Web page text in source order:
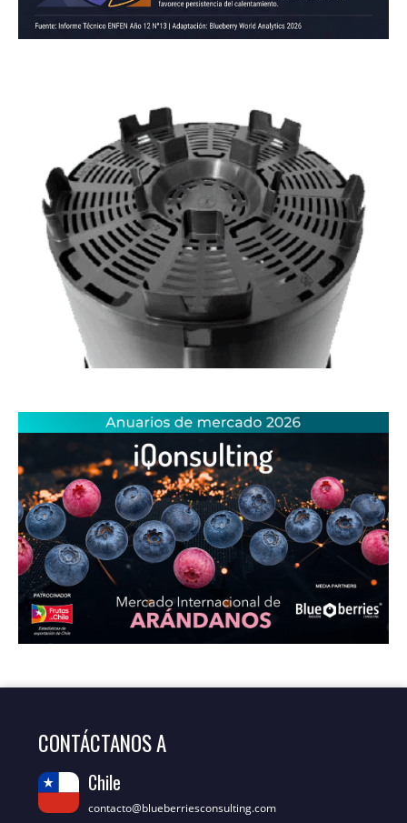
CONTÁCTANOS A
Chile
contacto@blueberriesconsulting.com